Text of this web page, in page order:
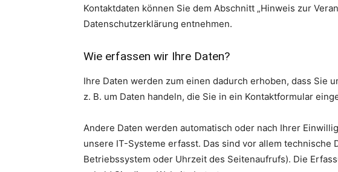
Kontaktdaten können Sie dem Abschnitt „Hinweis zur
Datenschutzerklärung entnehmen.
Wie erfassen wir Ihre Daten?
Ihre Daten werden zum einen dadurch erhoben, dass Sie
z. B. um Daten handeln, die Sie in ein Kontaktformular
Andere Daten werden automatisch oder nach Ihrer
unsere IT-Systeme erfasst. Das sind vor allem technische
Betriebssystem oder Uhrzeit des Seitenaufrufs). Die